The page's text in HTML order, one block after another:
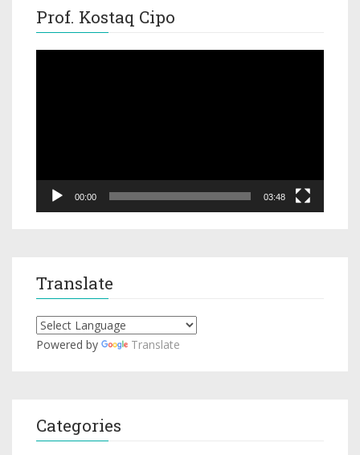
Prof. Kostaq Cipo
00:00 03:48
Translate
Powered by Translate
Categories